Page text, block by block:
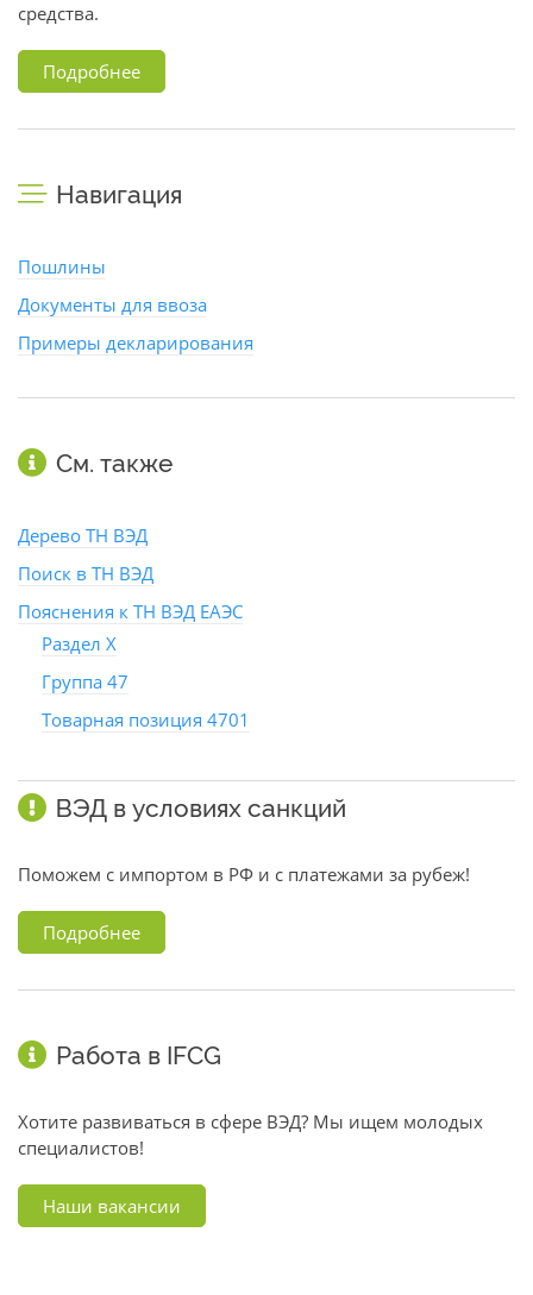
средства.
Подробнее
Навигация
Пошлины
Документы для ввоза
Примеры декларирования
См. также
Дерево ТН ВЭД
Поиск в ТН ВЭД
Пояснения к ТН ВЭД ЕАЭС
Раздел X
Группа 47
Товарная позиция 4701
ВЭД в условиях санкций
Поможем с импортом в РФ и с платежами за рубеж!
Подробнее
Работа в IFCG
Хотите развиваться в сфере ВЭД? Мы ищем молодых
специалистов!
Наши вакансии